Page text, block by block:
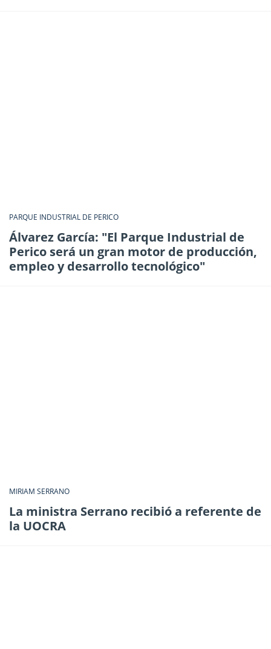
PARQUE INDUSTRIAL DE PERICO
Álvarez García: "El Parque Industrial de
Perico será un gran motor de producción,
empleo y desarrollo tecnológico"
MIRIAM SERRANO
La ministra Serrano recibió a referente de
la UOCRA